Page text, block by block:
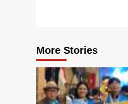
More Stories